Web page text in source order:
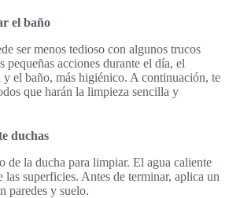
el baño
ser menos tedioso con algunos trucos
pequeñas acciones durante el día, el
y el baño, más higiénico. A continuación, te
que harán la limpieza sencilla y
duchas
de la ducha para limpiar. El agua caliente
las superficies. Antes de terminar, aplica un
paredes y suelo.